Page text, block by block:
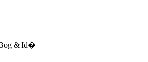
Bog & Id�